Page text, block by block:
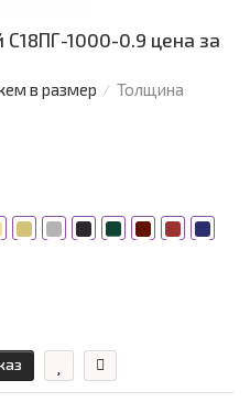
1000-0.9 цена за
в размер
Толщина